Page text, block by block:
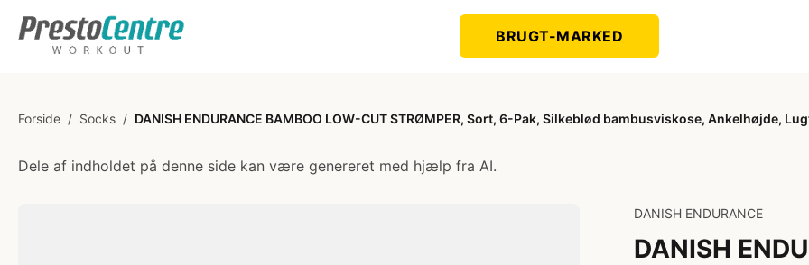
BRUGT-MARKED
Forside / Socks / DANISH ENDURANCE BAMBOO LOW-CUT STRØMPER, Sort, 6-Pak, Silkeblød bambusviskose, Ankelhøjde,
Dele af indholdet på denne side kan være genereret med hjælp fra AI.
DANISH ENDURANCE
DANISH